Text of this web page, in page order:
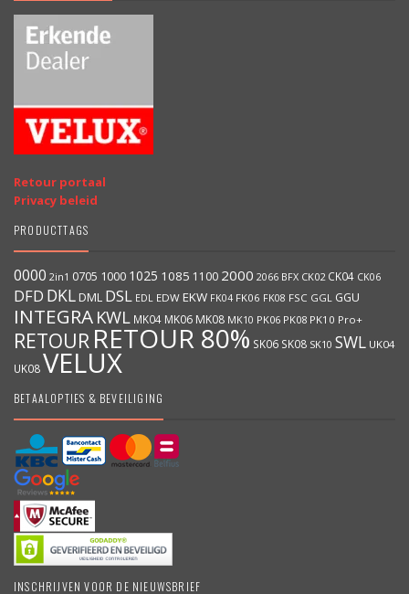
Retour portaal
Privacy beleid
PRODUCTTAGS
0000 2in1 0705 1000 1025 1085 1100 2000 2066 BFX CK02 CK04 CK06
DFD DKL DML DSL EDL EDW EKW FK04 FK06 FK08 FSC GGL GGU
INTEGRA KWL MK04 MK06 MK08 MK10 PK06 PK08 PK10 Pro+
RETOUR RETOUR 80% SK06 SK08 SK10 SWL UK04
UK08VELUX
BETAALOPTIES & BEVEILIGING
INSCHRIJVEN VOOR DE NIEUWSBRIEF